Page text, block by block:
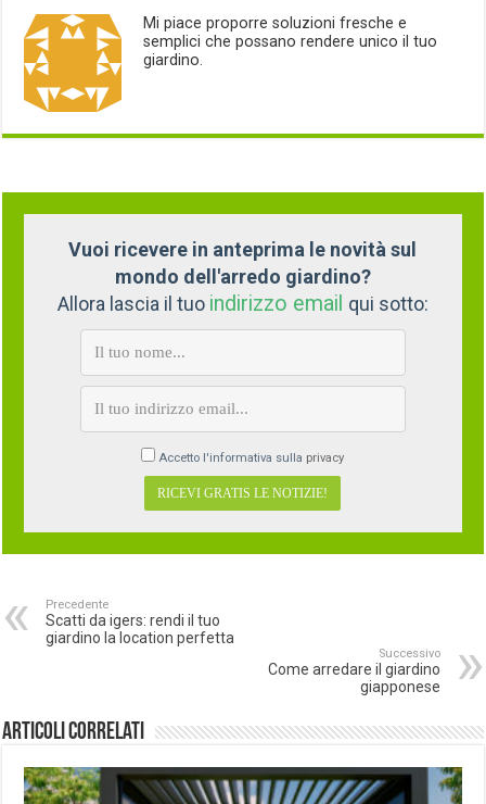
Mi piace proporre soluzioni fresche e
semplici che possano rendere unico il tuo
giardino.
Vuoi ricevere in anteprima le novità sul
mondo dell'arredo giardino?
Allora lascia il tuo indirizzo email qui sotto:
Accetto l'informativa sulla privacy
Precedente
Scatti da igers: rendi il tuo
giardino la location perfetta
Successivo
Come arredare il giardino
giapponese
Articoli correlati